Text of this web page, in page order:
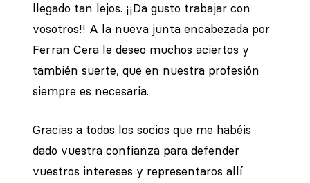
llegado tan lejos. ¡¡Da gusto trabajar con
vosotros!! A la nueva junta encabezada por
Ferran Cera le deseo muchos aciertos y
también suerte, que en nuestra profesión
siempre es necesaria.
Gracias a todos los socios que me habéis
dado vuestra confianza para defender
vuestros intereses y representaros allí